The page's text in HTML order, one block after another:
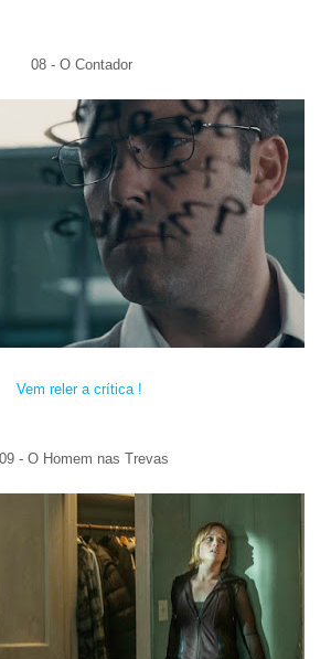
08 - O Contador
Vem reler a crítica !
09 - O Homem nas Trevas